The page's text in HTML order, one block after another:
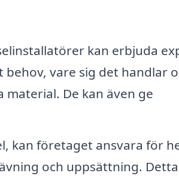
kan erbjuda
vare sig det handlar
De kan även ge
kan företaget ansvara för
och uppsättning. Detta